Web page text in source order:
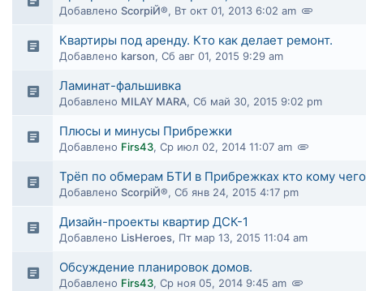
Добавлено ScorpiЙ®, Вт окт 01, 2013 6:02 am
Квартиры под аренду. Кто как делает ремонт.
Добавлено karson, Сб авг 01, 2015 9:29 am
Ламинат-фальшивка
Добавлено MILAY MARA, Сб май 30, 2015 9:02 pm
Плюсы и минусы Прибрежки
Добавлено Firs43, Ср июл 02, 2014 11:07 am
Трёп по обмерам БТИ в Прибрежках кто кому чего
Добавлено ScorpiЙ®, Сб янв 24, 2015 4:17 pm
Дизайн-проекты квартир ДСК-1
Добавлено LisHeroes, Пт мар 13, 2015 11:04 am
Обсуждение планировок домов.
Добавлено Firs43, Ср ноя 05, 2014 9:45 am